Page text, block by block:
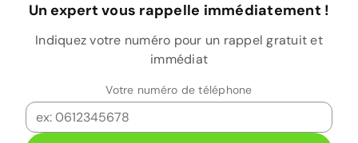
Un expert vous rappelle immédiatement !
Indiquez votre numéro pour un rappel gratuit et
immédiat
Votre numéro de téléphone